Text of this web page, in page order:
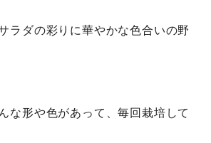
ラダの彩りに華やかな色合いの野
な形や色があって、毎回栽培して